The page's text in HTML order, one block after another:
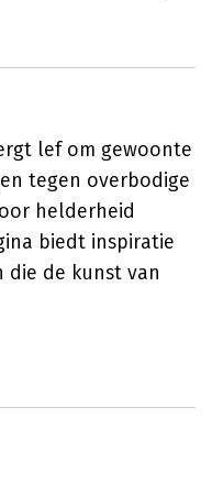
lef om gewoonte
tegen overbodige
helderheid
biedt inspiratie
de kunst van